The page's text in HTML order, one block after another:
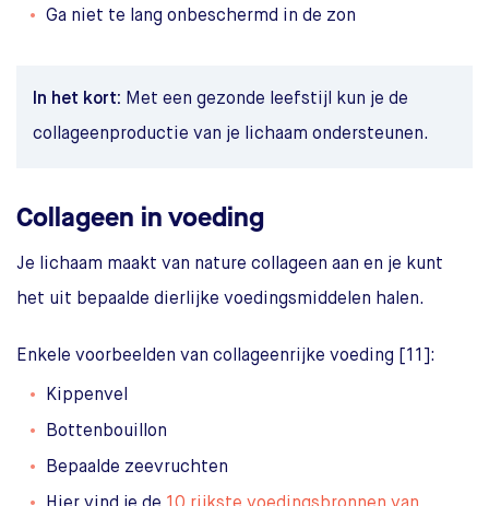
Ga niet te lang onbeschermd in de zon
In het kort: Met een gezonde leefstijl kun je de
collageenproductie van je lichaam ondersteunen.
Collageen in voeding
Je lichaam maakt van nature collageen aan en je kunt
het uit bepaalde dierlijke voedingsmiddelen halen.
Enkele voorbeelden van collageenrijke voeding [11]:
Kippenvel
Bottenbouillon
Bepaalde zeevruchten